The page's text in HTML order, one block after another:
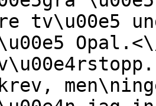
tv\u00e5